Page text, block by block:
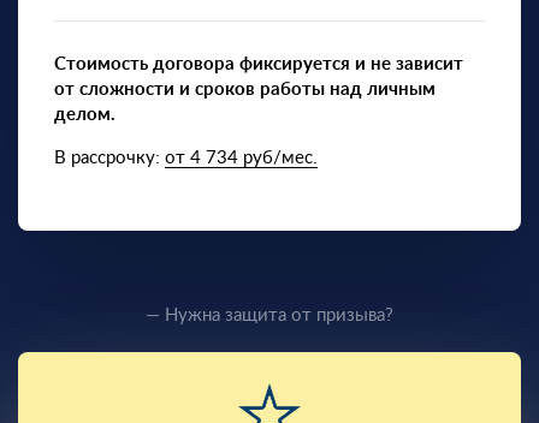
Стоимость договора фиксируется и не зависит
от сложности и сроков работы над личным
делом.
В рассрочку: от 4 734 руб/мес.
— Нужна защита от призыва?